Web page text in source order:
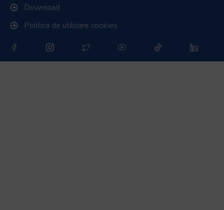
Download
Politica de utilizare cookies